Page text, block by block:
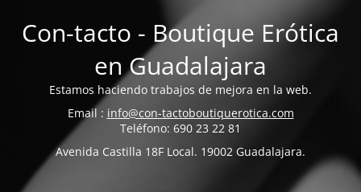
Con-tacto - Boutique Erótica
en Guadalajara
Estamos haciendo trabajos de mejora en la web.
Email : info@con-tactoboutiquerotica.com
Teléfono: 690 23 22 81
Avenida Castilla 18F Local. 19002 Guadalajara.